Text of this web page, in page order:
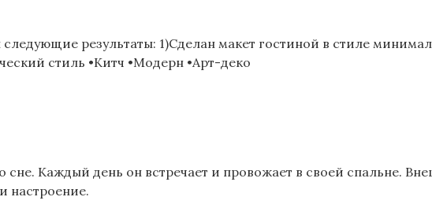
результаты: 1)Сделан макет гостиной в стиле
стиль •Китч •Модерн •Арт-деко
Каждый день он встречает и провожает в своей спальне.
настроение.